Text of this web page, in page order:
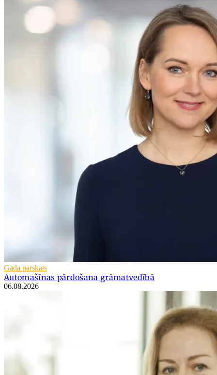
Gada pārskats
Automašīnas pārdošana grāmatvedībā
06.08.2026